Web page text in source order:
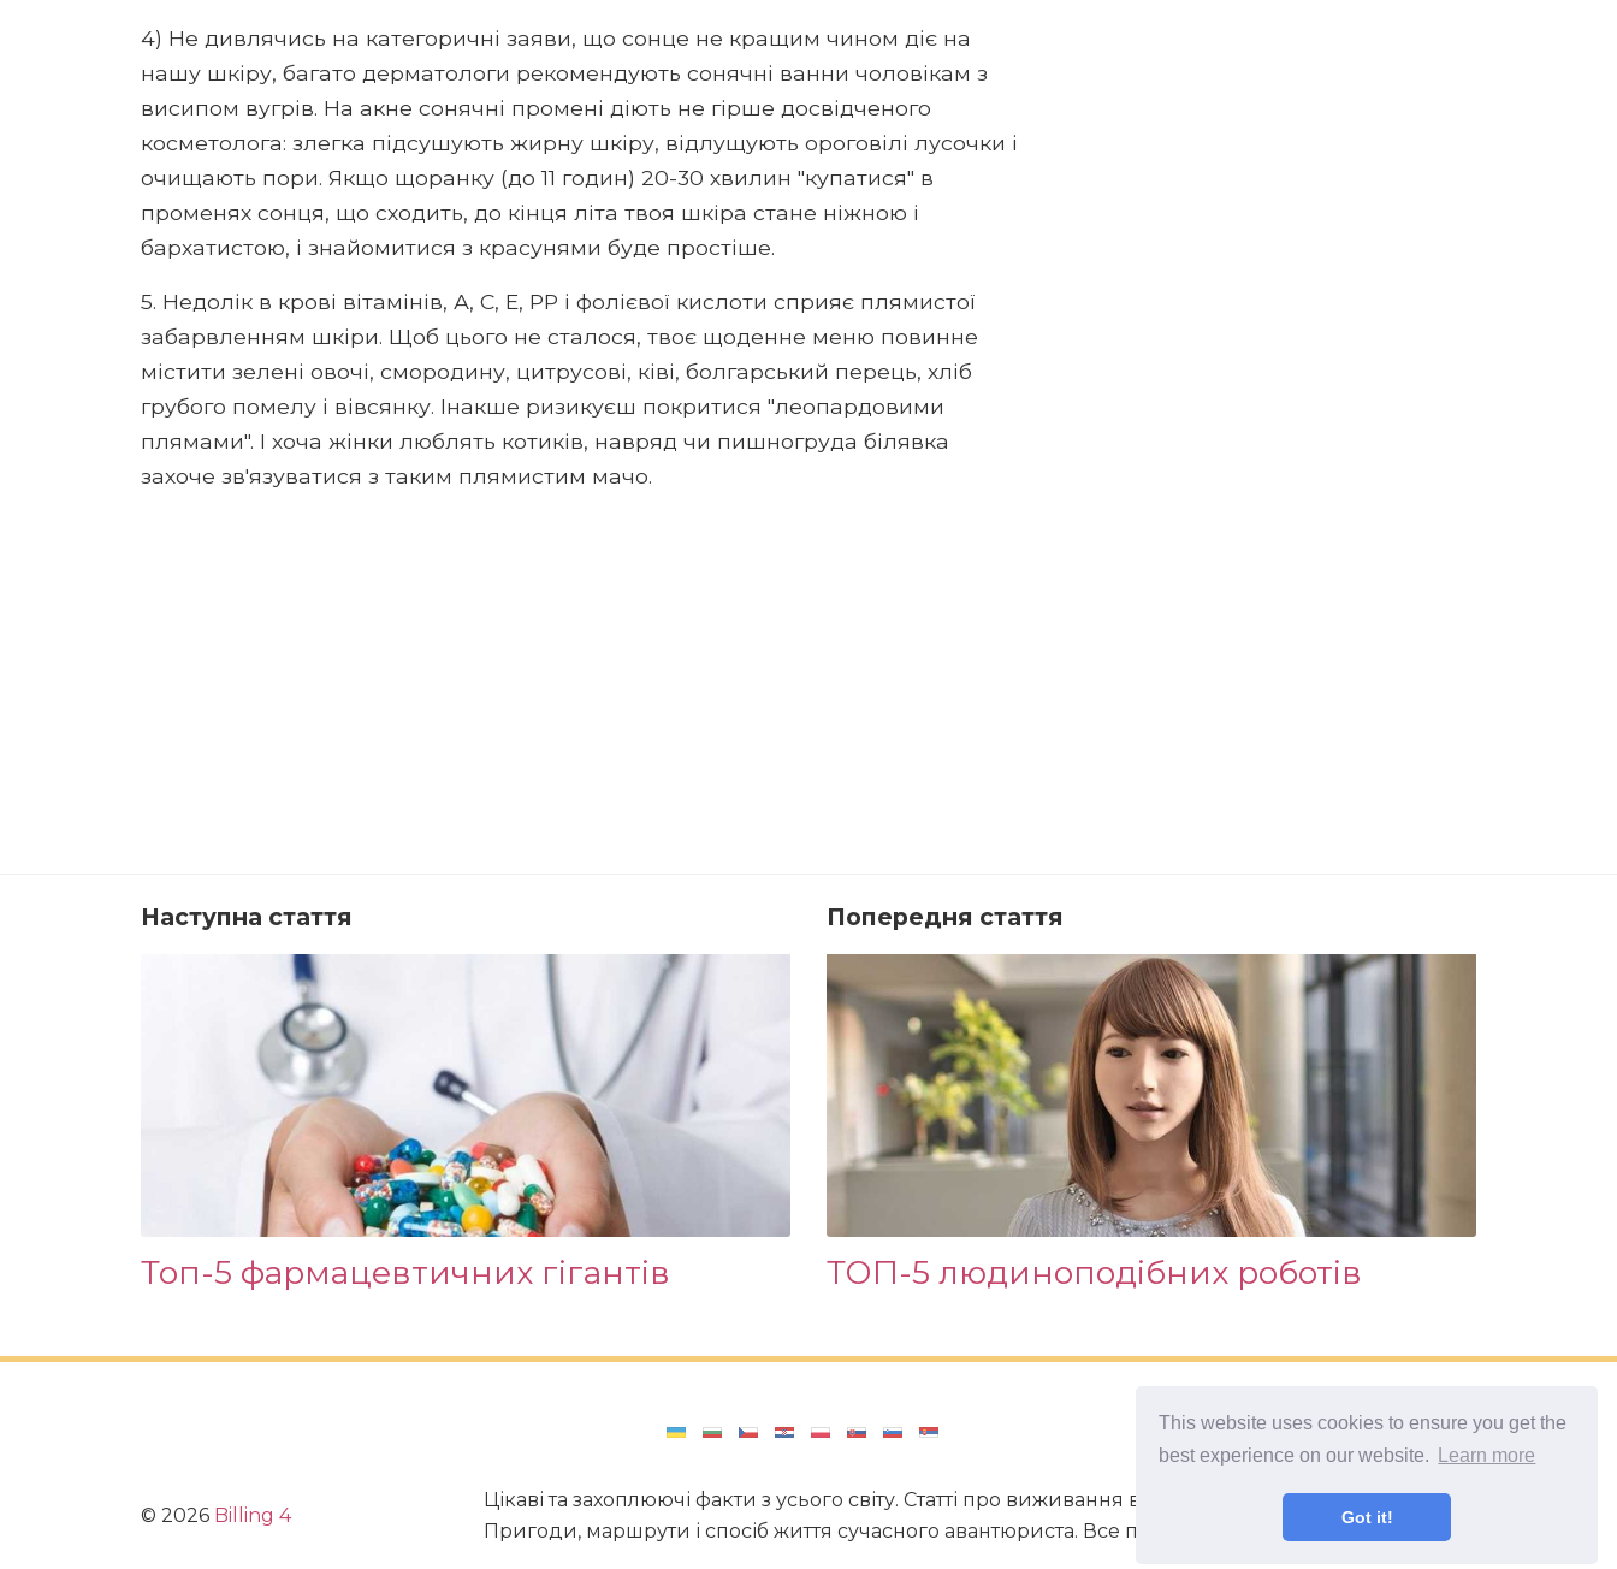
This website uses cookies to ensure you get the
best experience on our website.
Learn more
Got it!
4) Не дивлячись на категоричні заяви, що сонце не кращим чином діє на
нашу шкіру, багато дерматологи рекомендують сонячні ванни чоловікам з
висипом вугрів. На акне сонячні промені діють не гірше досвідченого
косметолога: злегка підсушують жирну шкіру, відлущують ороговілі лусочки і
очищають пори. Якщо щоранку (до 11 годин) 20-30 хвилин "купатися" в
променях сонця, що сходить, до кінця літа твоя шкіра стане ніжною і
бархатистою, і знайомитися з красунями буде простіше.
5. Недолік в крові вітамінів, А, С, Е, РР і фолієвої кислоти сприяє плямистої
забарвленням шкіри. Щоб цього не сталося, твоє щоденне меню повинне
містити зелені овочі, смородину, цитрусові, ківі, болгарський перець, хліб
грубого помелу і вівсянку. Інакше ризикуєш покритися "леопардовими
плямами". І хоча жінки люблять котиків, навряд чи пишногруда білявка
захоче зв'язуватися з таким плямистим мачо.
Наступна стаття
Топ-5 фармацевтичних гігантів
Попередня стаття
ТОП-5 людиноподібних роботів
© 2026 Billing 4
Цікаві та захоплюючі факти з усього світу. Статті про виживання в непередбачених ситуаціях.
Пригоди, маршрути і спосіб життя сучасного авантюриста. Все про мистецтво магії.